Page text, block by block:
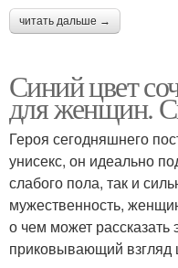
читать дальше →
Синий цвет
для женщин.
Героя сегодняшнего
унисекс, он идеально
слабого пола, так и
мужественность,
о чем может рассказать
приковывающий взгляд